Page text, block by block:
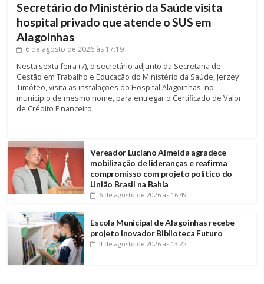
Secretário do Ministério da Saúde visita
hospital privado que atende o SUS em
Alagoinhas
6 de agosto de 2026 às 17:19
Nesta sexta-feira (7), o secretário adjunto da Secretaria de
Gestão em Trabalho e Educação do Ministério da Saúde, Jerzey
Timóteo, visita as instalações do Hospital Alagoinhas, no
município de mesmo nome, para entregar o Certificado de Valor
de Crédito Financeiro
Vereador Luciano Almeida agradece
mobilização de lideranças e reafirma
compromisso com projeto político do
União Brasil na Bahia
6 de agosto de 2026 às 16:49
Escola Municipal de Alagoinhas recebe
projeto inovador Biblioteca Futuro
4 de agosto de 2026 às 13:22